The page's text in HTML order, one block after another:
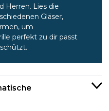
Herren. Lies die
Gläser,
um
perfekt zu dir passt